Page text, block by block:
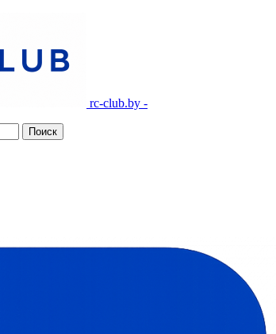
rc-club.by -